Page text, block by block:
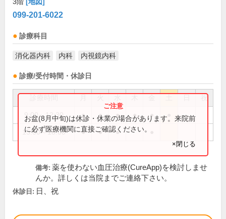
099-201-6022
診療科目
消化器内科 内科 内視鏡内科
診療/受付時間・休診日
祝
9:00～12:30 ● ● ● ● ●
15:30～18:00 ● ● ●
お盆(8月中旬)は休診・休業の場合があります。来院前
に必ず医療機関に直接ご確認ください。
×閉じる
備考: 薬を使わない血圧治療(CureApp)を検討しませ
んか。詳しくは当院までご連絡下さい。
休診日: 日、祝